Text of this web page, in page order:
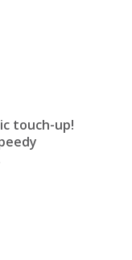
touch-up!